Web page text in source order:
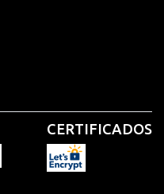
CERTIFICADOS